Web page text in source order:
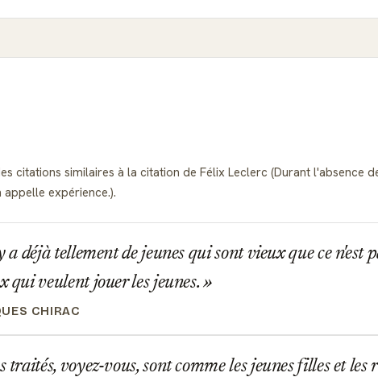
citations similaires à la citation de Félix Leclerc (Durant l'absence
expérience.).
déjà tellement de jeunes qui sont vieux que ce n'est
qui veulent jouer les jeunes.
CHIRAC
traités, voyez-vous, sont comme les jeunes filles et les